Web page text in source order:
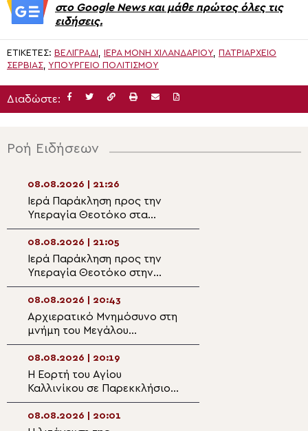
στο Google News και μάθε πρώτος όλες τις
ειδήσεις.
ΕΤΙΚΈΤΕΣ: ΒΕΛΙΓΡΆΔΙ, ΙΕΡΑ ΜΟΝΗ ΧΙΛΑΝΔΑΡΙΟΥ, ΠΑΤΡΙΑΡΧΕΊΟ
ΣΕΡΒΊΑΣ, ΥΠΟΥΡΓΕΊΟ ΠΟΛΙΤΙΣΜΟΎ
Διαδώστε:
Ροή Ειδήσεων
08.08.2026 | 21:26
Ιερά Παράκληση προς την
Υπεραγία Θεοτόκο στα
Φαβριανά Μονοφατσίου
08.08.2026 | 21:05
Ιερά Παράκληση προς την
Υπεραγία Θεοτόκο στην
Πολυθέα Πεδιάδος
08.08.2026 | 20:43
Αρχιερατικό Μνημόσυνο στη
μνήμη του Μεγάλου
Ευεργέτου των Κυθήρων
Νικολάου Τριφύλλη
08.08.2026 | 20:19
Η Εορτή του Αγίου
Καλλινίκου σε Παρεκκλήσιο
της Καστοριάς
08.08.2026 | 20:01